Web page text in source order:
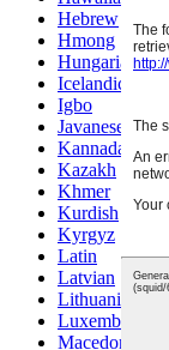
Hebrew
Hmong
Hungarian
Icelandic
Igbo
Javanese
Kannada
Kazakh
Khmer
Kurdish
Kyrgyz
Latin
Latvian
Lithuanian
Luxembou..
Macedonian